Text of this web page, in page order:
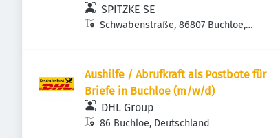
SPITZKE SE
Schwabenstraße, 86807 Buchloe,
Aushilfe / Abrufkraft als Postbote für
Briefe in Buchloe (m/w/d)
DHL Group
86 Buchloe, Deutschland